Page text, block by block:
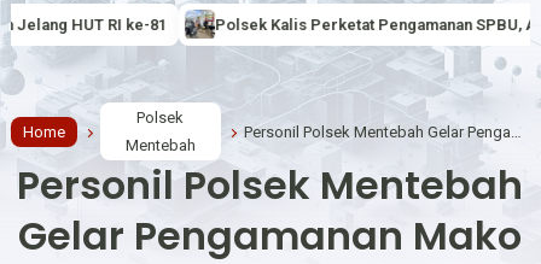
Polsek Kalis Perketat Pengamanan SPBU, Antisipasi
Home
Polsek
Mentebah
Personil Polsek Mentebah
Gelar Pengamanan Mako